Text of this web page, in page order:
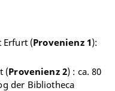
Erfurt (Provenienz 1):
(Provenienz 2) : ca. 80
der Bibliotheca